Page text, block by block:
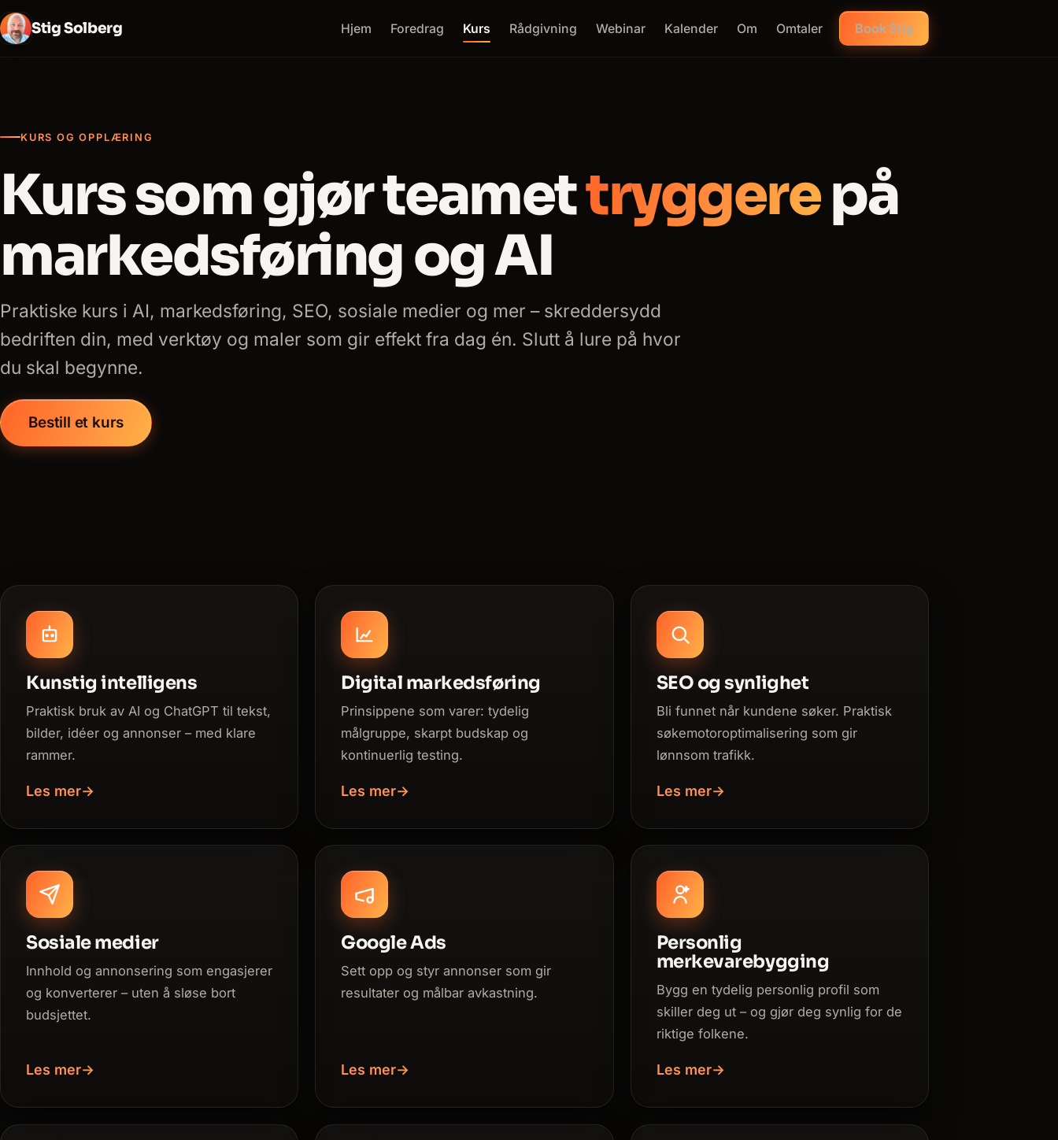
Stig Solberg Hjem Foredrag Kurs Rådgivning Webinar Kalender Om Omtaler Book Stig
KURS OG OPPLÆRING
Kurs som gjør teamettryggerepå
markedsføring og AI
Praktiske kurs i AI, markedsføring, SEO, sosiale medier og mer – skreddersydd
bedriften din, med verktøy og maler som gir effekt fra dag én. Slutt å lure på hvor
du skal begynne.
Bestill et kurs
Kunstig intelligens
Praktisk bruk av AI og ChatGPT til tekst,
bilder, idéer og annonser – med klare
rammer.
Les mer→
Digital markedsføring
Prinsippene som varer: tydelig
målgruppe, skarpt budskap og
kontinuerlig testing.
Les mer→
SEO og synlighet
Bli funnet når kundene søker. Praktisk
søkemotoroptimalisering som gir
lønnsom trafikk.
Les mer→
Sosiale medier
Innhold og annonsering som engasjerer
og konverterer – uten å sløse bort
budsjettet.
Les mer→
Google Ads
Sett opp og styr annonser som gir
resultater og målbar avkastning.
Les mer→
Personlig
merkevarebygging
Bygg en tydelig personlig profil som
skiller deg ut – og gjør deg synlig for de
riktige folkene.
Les mer→